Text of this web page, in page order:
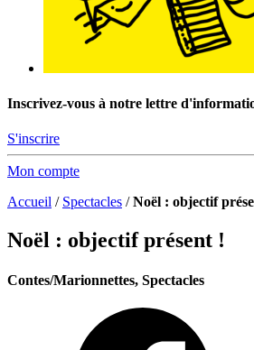
Inscrivez-vous à notre lettre
S'inscrire
Mon compte
Accueil / Spectacles /Noël : objectif
Noël : objectif présent !
Contes/Marionnettes, Spectacles